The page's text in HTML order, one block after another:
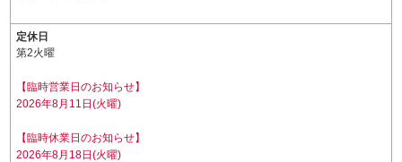
定休日
第2火曜
【臨時営業日のお知らせ】
2026年8月11日(火曜)
【臨時休業日のお知らせ】
2026年8月18日(火曜)